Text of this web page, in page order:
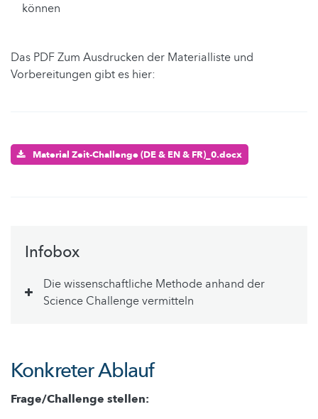
können
Das PDF Zum Ausdrucken der Materialliste und
Vorbereitungen gibt es hier:
Material Zeit-Challenge (DE & EN & FR)_0.docx
Infobox
Die wissenschaftliche Methode anhand der
Science Challenge vermitteln
Konkreter Ablauf
Frage/Challenge stellen: